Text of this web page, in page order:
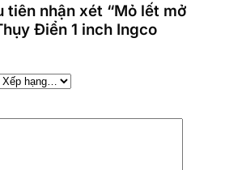
tiên nhận xét “Mỏ lết mở
Điển 1 inch Ingco